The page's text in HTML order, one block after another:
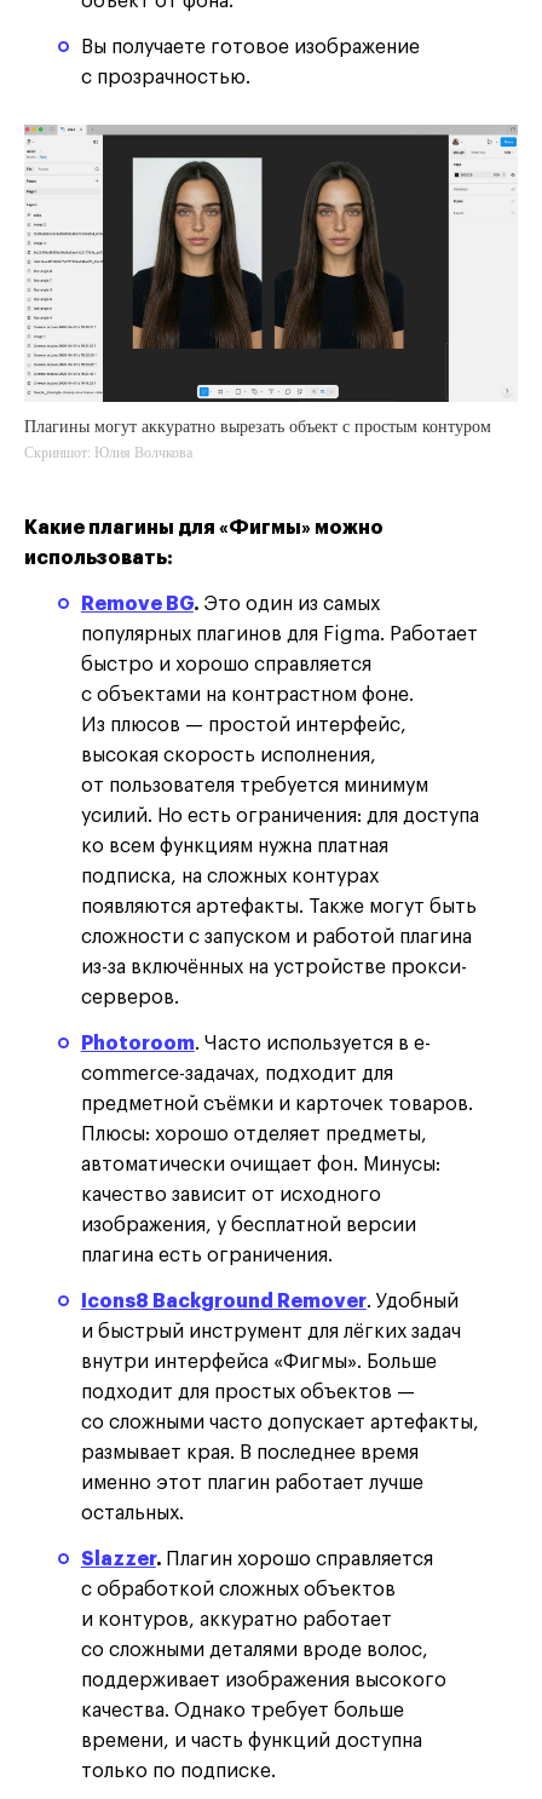
Вы получаете готовое изображение
с прозрачностью.
Плагины могут аккуратно вырезать объект с простым контуром
Скриншот: Юлия Волчкова
Какие плагины для «Фигмы» можно
использовать:
Remove BG. Это один из самых
популярных плагинов для Figma. Работает
быстро и хорошо справляется
с объектами на контрастном фоне.
Из плюсов — простой интерфейс,
высокая скорость исполнения,
от пользователя требуется минимум
усилий. Но есть ограничения: для доступа
ко всем функциям нужна платная
подписка, на сложных контурах
появляются артефакты. Также могут быть
сложности с запуском и работой плагина
из-за включённых на устройстве прокси-
серверов.
Photoroom. Часто используется в e-
commerce-задачах, подходит для
предметной съёмки и карточек товаров.
Плюсы: хорошо отделяет предметы,
автоматически очищает фон. Минусы:
качество зависит от исходного
изображения, у бесплатной версии
плагина есть ограничения.
Icons8 Background Remover. Удобный
и быстрый инструмент для лёгких задач
внутри интерфейса «Фигмы». Больше
подходит для простых объектов —
со сложными часто допускает артефакты,
размывает края. В последнее время
именно этот плагин работает лучше
остальных.
Slazzer. Плагин хорошо справляется
с обработкой сложных объектов
и контуров, аккуратно работает
со сложными деталями вроде волос,
поддерживает изображения высокого
качества. Однако требует больше
времени, и часть функций доступна
только по подписке.